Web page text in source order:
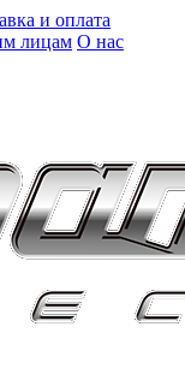
и оплата
лицам О нас